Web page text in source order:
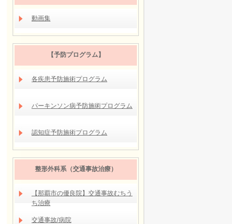
動画集
【予防プログラム】
各疾患予防施術プログラム
パーキンソン病予防施術プログラム
認知症予防施術プログラム
整形外科系（交通事故治療）
【那覇市の優良院】交通事故むちう
ち治療
交通事故/病院